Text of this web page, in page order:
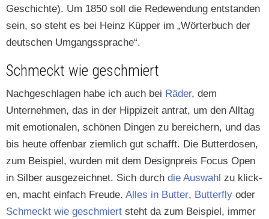
Geschichte). Um 1850 soll die Redewen­dung ent­standen
sein, so ste­ht es bei Heinz Küp­per im „Wörter­buch der
deutschen Umgangssprache“.
Schmeckt wie geschmiert
Nachgeschla­gen habe ich auch bei Räder, dem
Unternehmen, das in der Hip­pizeit antrat, um den All­t­ag
mit emo­tionalen, schö­nen Din­gen zu bere­ich­ern, und das
bis heute offen­bar ziem­lich gut schafft. Die But­ter­dosen,
zum Beispiel, wur­den mit dem Design­preis Focus Open
in Sil­ber aus­geze­ich­net. Sich durch die Auswahl zu klick­
en, macht ein­fach Freude. Alles in But­ter, But­ter­fly oder
Schmeckt wie geschmiert ste­ht da zum Beispiel, immer